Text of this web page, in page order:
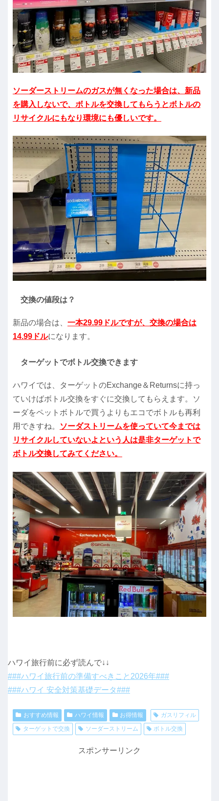
ソーダーストリームのガスが無くなった場合は、新品
を購入しないで、ボトルを交換してもらうとボトルの
リサイクルにもなり環境にも優しいです。
交換の値段は？
新品の場合は、 一本29.99ドルですが、交換の場合は
14.99ドルになります。
ターゲットでボトル交換できます
ハワイでは、ターゲットのExchange＆Returnsに持っ
ていけばボトル交換をすぐに交換してもらえます。ソ
ーダをペットボトルで買うよりもエコでボトルも再利
用できすね。
ソーダストリームを使っていて今までは
リサイクルしていないよという人は是非ターゲットで
ボトル交換してみてください。
ハワイ旅行前に必ず読んで↓↓
###ハワイ旅行前の準備すべきこと2026年###
###ハワイ 安全対策基礎データ###
おすすめ情報 ハワイ情報 お得情報
ガスリフィル
ターゲットで交換
ソーダーストリーム ボトル交換
スポンサーリンク